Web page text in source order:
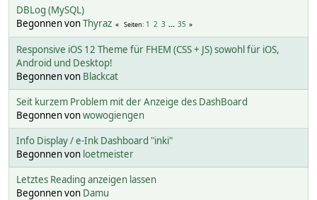
DBLog (MySQL)
Begonnen vonThyraz Seiten 1 2 3 ... 35
Responsive iOS 12 Theme für FHEM (CSS + JS) sowohl für iOS,
Android und Desktop!
Begonnen von Blackcat
Seit kurzem Problem mit der Anzeige des DashBoard
Begonnen vonwowogiengen
Info Display / e-Ink Dashboard "inki"
Begonnen von loetmeister
Letztes Reading anzeigen lassen
Begonnen von Damu